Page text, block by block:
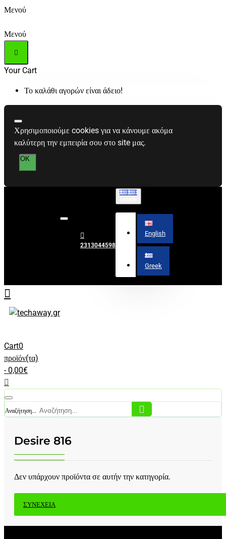
Μενού
Μενού
Your Cart
Το καλάθι αγορών είναι άδειο!
Χρησιμοποιούμε cookies για να κάνουμε ακόμα
καλύτερη την εμπειρία σου στο site μας.
OK
2313044598
English
Greek
Cart0
προϊόν(τα)
- 0,00€
Αναζήτηση...
Desire 816
Δεν υπάρχουν προϊόντα σε αυτήν την κατηγορία.
ΣΥΝΈΧΕΙΑ